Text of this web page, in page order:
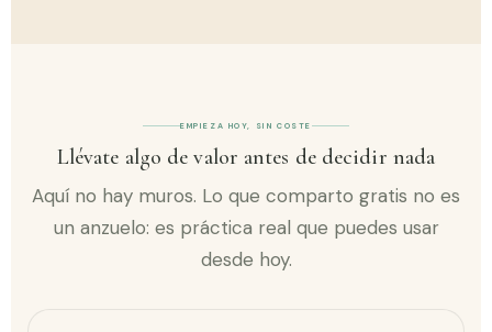
EMPIEZA HOY, SIN COSTE
Llévate algo de valor antes de decidir nada
Aquí no hay muros. Lo que comparto gratis no es
un anzuelo: es práctica real que puedes usar
desde hoy.